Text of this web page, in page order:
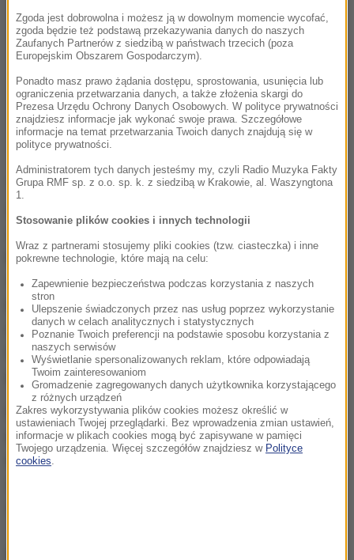
"Podjęte działania mają na celu zapewnienie
bezpiecznych i właściwych warunków pracy, co nie
stoi w sprzeczności z docenieniem merytorycznych
kompetencji, dorobku kuratorskiego oraz wkładu
Adama Budaka w rozwój programu i
międzynarodowej rozpoznawalności MOCAK-u" -
podkreślił magistrat w uzasadnieniu decyzji.
Do czasu wyłonienia nowego dyrektoraobowiązki
szefa MOCAK przejmie Grzegorz Kuźma,
dotychczasowy zastępca Adama Budaka
Zgoda jest dobrowolna i możesz ją w dowolnym momencie wycofać,
zgoda będzie też podstawą przekazywania danych do naszych
Zaufanych Partnerów z siedzibą w państwach trzecich (poza
Europejskim Obszarem Gospodarczym).
Ponadto masz prawo żądania dostępu, sprostowania, usunięcia lub
ograniczenia przetwarzania danych, a także złożenia skargi do
Prezesa Urzędu Ochrony Danych Osobowych. W polityce prywatności
znajdziesz informacje jak wykonać swoje prawa. Szczegółowe
informacje na temat przetwarzania Twoich danych znajdują się w
polityce prywatności.
Administratorem tych danych jesteśmy my, czyli Radio Muzyka Fakty
Grupa RMF sp. z o.o. sp. k. z siedzibą w Krakowie, al. Waszyngtona
1.
Stosowanie plików cookies i innych technologii
Wraz z partnerami stosujemy pliki cookies (tzw. ciasteczka) i inne
pokrewne technologie, które mają na celu:
Zapewnienie bezpieczeństwa podczas korzystania z naszych
stron
Ulepszenie świadczonych przez nas usług poprzez wykorzystanie
danych w celach analitycznych i statystycznych
Poznanie Twoich preferencji na podstawie sposobu korzystania z
naszych serwisów
Wyświetlanie spersonalizowanych reklam, które odpowiadają
Twoim zainteresowaniom
Gromadzenie zagregowanych danych użytkownika korzystającego
z różnych urządzeń
Zakres wykorzystywania plików cookies możesz określić w
ustawieniach Twojej przeglądarki. Bez wprowadzenia zmian ustawień,
informacje w plikach cookies mogą być zapisywane w pamięci
Twojego urządzenia. Więcej szczegółów znajdziesz w Polityce
cookies.